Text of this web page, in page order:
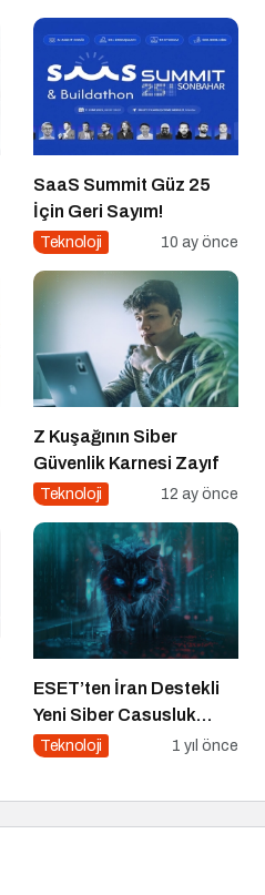
SaaS Summit Güz 25
İçin Geri Sayım!
Teknoloji 10 ay önce
Z Kuşağının Siber
Güvenlik Karnesi Zayıf
Teknoloji 12 ay önce
ESET’ten İran Destekli
Yeni Siber Casusluk
Operasyonu Uyarısı
Teknoloji 1 yıl önce